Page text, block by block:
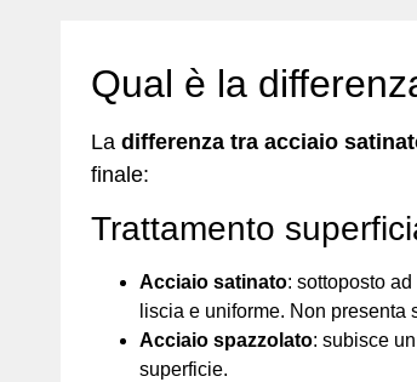
Qual è la
La differenza tra acciaio
finale:
Trattamento
Acciaio satinato: sottoposto
liscia e uniforme. Non
Acciaio spazzolato: subisce
superficie.